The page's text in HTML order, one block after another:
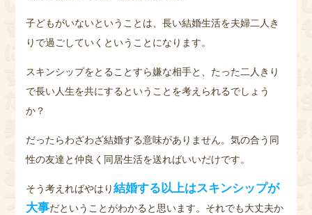
子どもがいないということは、長い結婚生活を夫婦二人き
りで過ごしていくということになります。
スキンシップをとることすら嫌な相手と、たった二人きり
で長い人生を共にするということを考えられるでしょう
か？
だったらわざわざ結婚する意味がありません。気の合う同
性の友達と仲良く同居生活を送ればいいだけです。
そう考えればやはり結婚する以上はスキンシップが
大事だということがわかると思います。それでも大丈夫か